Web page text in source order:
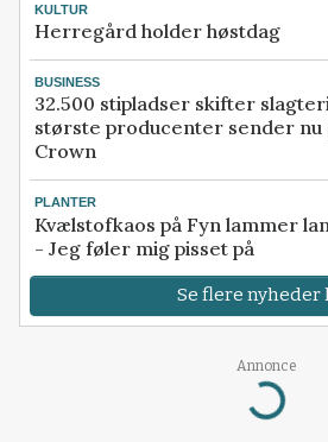
KULTUR
Herregård holder høstdag
BUSINESS
32.500 stipladser skifter
største producenter sender nu
Crown
PLANTER
Kvælstofkaos på Fyn lammer
- Jeg føler mig pisset på
Se flere nyheder
Annonce
Loading...